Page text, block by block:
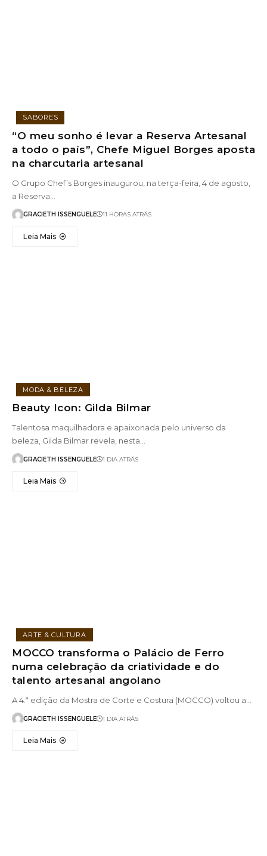
SABORES
“O meu sonho é levar a Reserva Artesanal
a todo o país”, Chefe Miguel Borges aposta
na charcutaria artesanal
O Grupo Chef’s Borges inaugurou, na terça-feira, 4 de agosto,
a Reserva…
GRACIETH ISSENGUELE 11 HORAS ATRÁS
Leia Mais
MODA & BELEZA
Beauty Icon: Gilda Bilmar
Talentosa maquilhadora e apaixonada pelo universo da
beleza, Gilda Bilmar revela, nesta…
GRACIETH ISSENGUELE 1 DIA ATRÁS
Leia Mais
ARTE & CULTURA
MOCCO transforma o Palácio de Ferro
numa celebração da criatividade e do
talento artesanal angolano
A 4.ª edição da Mostra de Corte e Costura (MOCCO) voltou a…
GRACIETH ISSENGUELE 1 DIA ATRÁS
Leia Mais